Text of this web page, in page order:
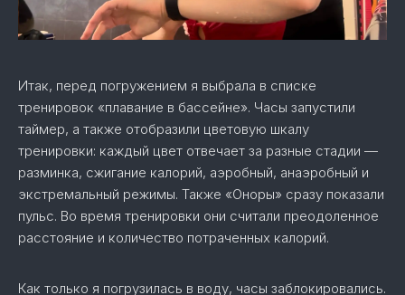
Итак, перед погружением я выбрала в списке
тренировок «плавание в бассейне». Часы запустили
таймер, а также отобразили цветовую шкалу
тренировки: каждый цвет отвечает за разные стадии —
разминка, сжигание калорий, аэробный, анаэробный и
экстремальный режимы. Также «Оноры» сразу показали
пульс. Во время тренировки они считали преодоленное
расстояние и количество потраченных калорий.
Как только я погрузилась в воду, часы заблокировались.